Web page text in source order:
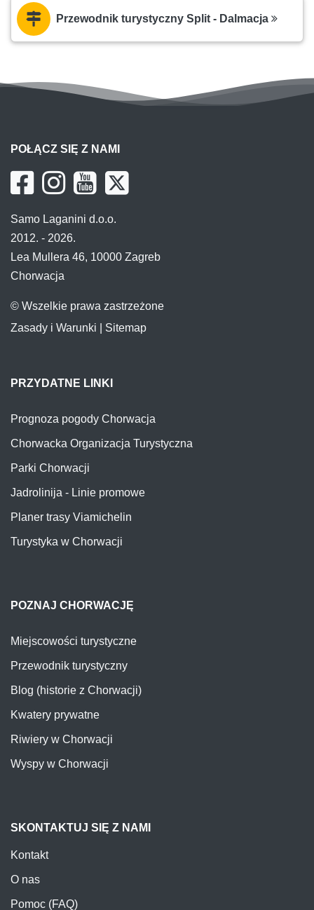
Przewodnik turystyczny Split - Dalmacja
POŁĄCZ SIĘ Z NAMI
Samo Laganini d.o.o.
2012. - 2026.
Lea Mullera 46, 10000 Zagreb
Chorwacja
© Wszelkie prawa zastrzeżone
Zasady i Warunki
Sitemap
PRZYDATNE LINKI
Prognoza pogody Chorwacja
Chorwacka Organizacja Turystyczna
Parki Chorwacji
Jadrolinija - Linie promowe
Planer trasy Viamichelin
Turystyka w Chorwacji
POZNAJ CHORWACJĘ
Miejscowości turystyczne
Przewodnik turystyczny
Blog (historie z Chorwacji)
Kwatery prywatne
Riwiery w Chorwacji
Wyspy w Chorwacji
SKONTAKTUJ SIĘ Z NAMI
Kontakt
O nas
Pomoc (FAQ)